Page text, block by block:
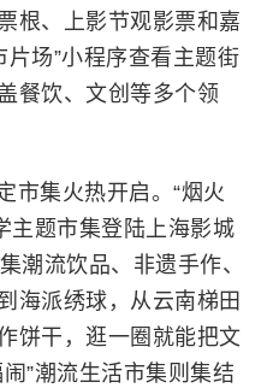
根、上影节观影票和嘉
场”小程序查看主题街
餐饮、文创等多个领
市集火热开启。“烟火
主题市集登陆上海影城
潮流饮品、非遗手作、
海派绣球，从云南梯田
饼干，逛一圈就能把文
”潮流生活市集则集结